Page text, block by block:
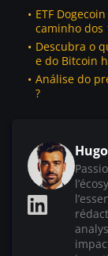
ETF
caminho dos
Descubra o
e do Bitcoin
Análise do
?